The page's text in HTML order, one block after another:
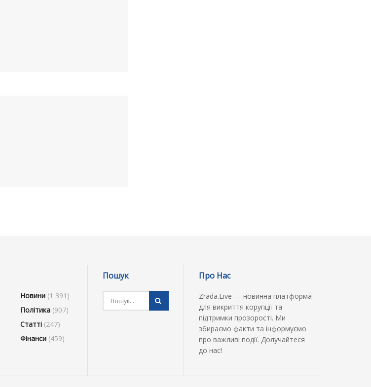
Новини(1 391)
Політика(907)
Статті(247)
Фінанси(459)
Пошук Про Нас
Zrada.Live — новинна платформа
для викриття корупції та
підтримки прозорості. Ми
збираємо факти та інформуємо
про важливі події. Долучайтеся
до нас!